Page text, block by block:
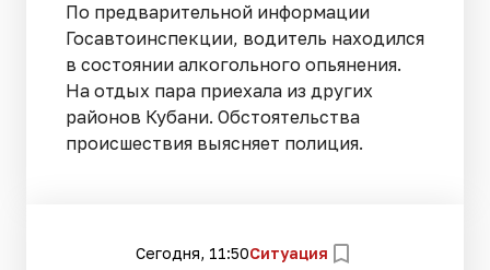
По предварительной информации
Госавтоинспекции, водитель находился
в состоянии алкогольного опьянения.
На отдых пара приехала из других
районов Кубани. Обстоятельства
происшествия выясняет полиция.
Сегодня, 11:50Ситуация